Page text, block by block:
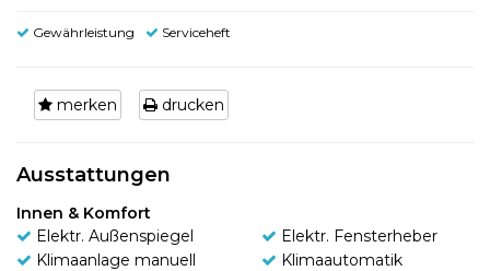
Gewährleistung Serviceheft
merken drucken
Ausstattungen
Innen & Komfort
Elektr. Außenspiegel
Elektr. Fensterheber
Klimaanlage manuell
Klimaautomatik